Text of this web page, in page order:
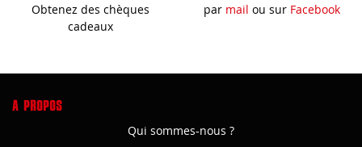
Obtenez des chèques
cadeaux
par mail ou sur Facebook
A PROPOS
Qui sommes-nous ?